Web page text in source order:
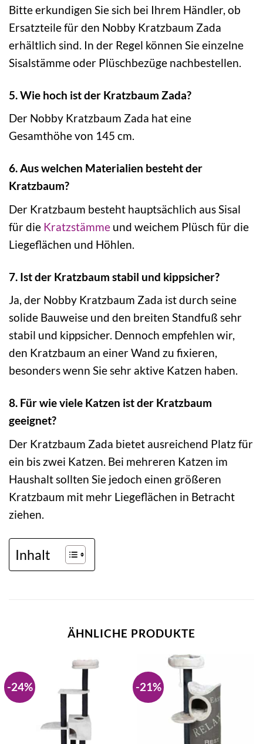
Bitte erkundigen Sie sich bei Ihrem Händler, ob
Ersatzteile für den Nobby Kratzbaum Zada
erhältlich sind. In der Regel können Sie einzelne
Sisalstämme oder Plüschbezüge nachbestellen.
5. Wie hoch ist der Kratzbaum Zada?
Der Nobby Kratzbaum Zada hat eine
Gesamthöhe von 145 cm.
6. Aus welchen Materialien besteht der
Kratzbaum?
Der Kratzbaum besteht hauptsächlich aus Sisal
für die Kratzstämme und weichem Plüsch für die
Liegeflächen und Höhlen.
7. Ist der Kratzbaum stabil und kippsicher?
Ja, der Nobby Kratzbaum Zada ist durch seine
solide Bauweise und den breiten Standfuß sehr
stabil und kippsicher. Dennoch empfehlen wir,
den Kratzbaum an einer Wand zu fixieren,
besonders wenn Sie sehr aktive Katzen haben.
8. Für wie viele Katzen ist der Kratzbaum
geeignet?
Der Kratzbaum Zada bietet ausreichend Platz für
ein bis zwei Katzen. Bei mehreren Katzen im
Haushalt sollten Sie jedoch einen größeren
Kratzbaum mit mehr Liegeflächen in Betracht
ziehen.
Inhalt
ÄHNLICHE PRODUKTE
-24% -21%